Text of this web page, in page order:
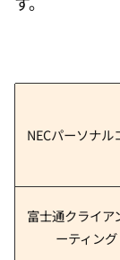
NECパーソナル
富士通クライア
ーティン